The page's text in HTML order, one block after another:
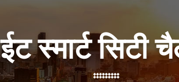
ईट स्मार्ट सिटी